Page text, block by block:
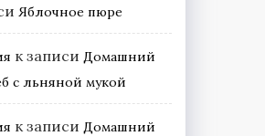
Яблочное пюре
к записи Домашний
с льняной мукой
к записи Домашний